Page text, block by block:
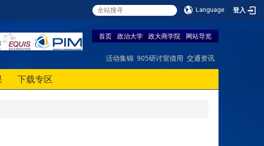
Language 登入
首页 政治大学 政大商学院 网站导览
活动集锦 905研讨室借用 交通资讯
下载专区